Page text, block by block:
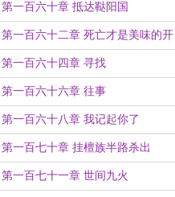
第一百六十章 抵达鞑阳国
第一百六十二章 死亡才是美味的开
始
第一百六十四章 寻找
第一百六十六章 往事
第一百六十八章 我记起你了
第一百七十章 挂檀族半路杀出
第一百七十一章 世间九火